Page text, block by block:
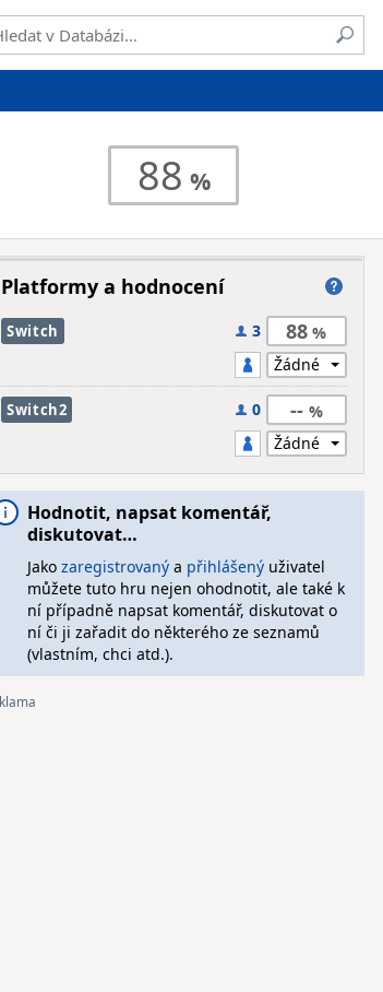
88
Platformy a hodnocení
Switch 3 88
Switch2 0 --
Hodnotit, napsat komentář,
diskutovat…
Jako zaregistrovanýa přihlášenýuživatel
můžete tuto hru nejen ohodnotit, ale také k
ní případně napsat komentář, diskutovat o
ní či ji zařadit do některého ze seznamů
(vlastním, chci atd.).